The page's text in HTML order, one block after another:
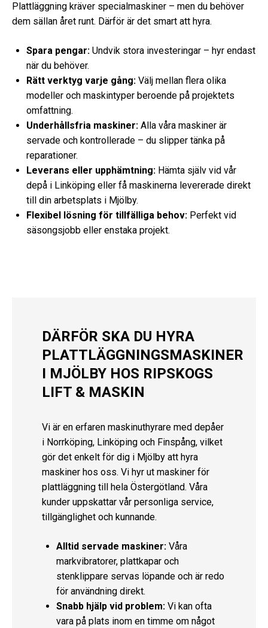
Plattläggning kräver specialmaskiner – men du behöver
dem sällan året runt. Därför är det smart att hyra.
Spara pengar: Undvik stora investeringar – hyr endast
när du behöver.
Rätt verktyg varje gång: Välj mellan flera olika
modeller och maskintyper beroende på projektets
omfattning.
Underhållsfria maskiner: Alla våra maskiner är
servade och kontrollerade – du slipper tänka på
reparationer.
Leverans eller upphämtning: Hämta själv vid vår
depå i Linköping eller få maskinerna levererade direkt
till din arbetsplats i Mjölby.
Flexibel lösning för tillfälliga behov: Perfekt vid
säsongsjobb eller enstaka projekt.
DÄRFÖR SKA DU HYRA
PLATTLÄGGNINGSMASKINER
I MJÖLBY HOS RIPSKOGS
LIFT & MASKIN
Vi är en erfaren maskinuthyrare med depåer
i Norrköping, Linköping och Finspång, vilket
gör det enkelt för dig i Mjölby att hyra
maskiner hos oss. Vi hyr ut maskiner för
plattläggning till hela Östergötland. Våra
kunder uppskattar vår personliga service,
tillgänglighet och kunnande.
Alltid servade maskiner: Våra
markvibratorer, plattkapar och
stenklippare servas löpande och är redo
för användning direkt.
Snabb hjälp vid problem: Vi kan ofta
vara på plats inom en timme om något